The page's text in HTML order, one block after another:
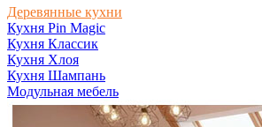
Деревянные кухни
Кухня Pin Magic
Кухня Классик
Кухня Хлоя
Кухня Шампань
Модульная мебель